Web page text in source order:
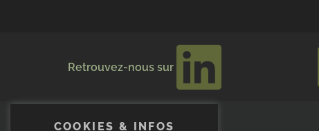
Retrouvez-nous sur
COOKIES & INFOS